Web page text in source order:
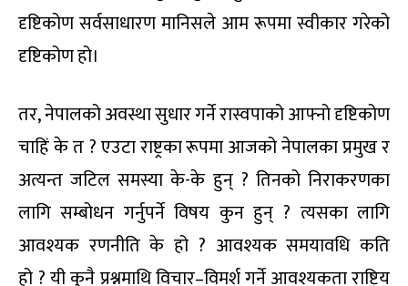
दृष्टिकोण सर्वसाधारण मानिसले आम रूपमा स्वीकार गरेको
दृष्टिकोण हो।
तर, नेपालको अवस्था सुधार गर्ने रास्वपाको आफ्नो दृष्टिकोण
चाहिं के त ? एउटा राष्ट्रका रूपमा आजको नेपालका प्रमुख र
अत्यन्त जटिल समस्या के-के हुन् ? तिनको निराकरणका
लागि सम्बोधन गर्नुपर्ने विषय कुन हुन् ? त्यसका लागि
आवश्यक रणनीति के हो ? आवश्यक समयावधि कति
हो ? यी कुनै प्रश्नमाथि विचार–विमर्श गर्ने आवश्यकता राष्ट्रिय